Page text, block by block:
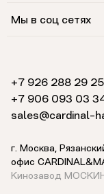
Мы в соц сетях
+7 926 288 29 25
+7 906 093 03
sales@cardinal-
г. Москва,
офис
Кинозавод